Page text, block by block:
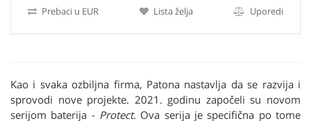
Prebaci u EUR Lista želja Uporedi
Kao i svaka ozbiljna firma, Patona nastavlja da se razvija i
sprovodi nove projekte. 2021. godinu započeli su novom
serijom baterija - Protect. Ova serija je specifična po tome